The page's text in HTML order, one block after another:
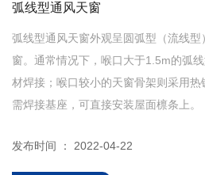
弧线型通风天窗
弧线型通风天窗外观呈圆弧型（流线
窗。通常情况下，喉口大于1.5m的弧
材焊接；喉口较小的天窗骨架则采用
需焊接基座，可直接安装屋面檩条上。
发布时间 ： 2022-04-22